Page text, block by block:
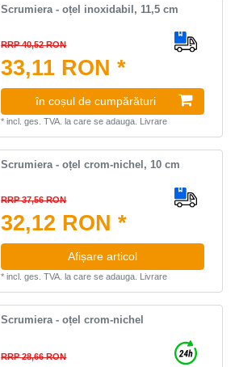
Scrumiera - oțel inoxidabil, 11,5 cm
RRP 40,52 RON
33,11 RON *
în coșul de cumpărături
*incl. ges. TVA. la care se adauga. Livrare
Scrumiera - oțel crom-nichel, 10 cm
RRP 37,56 RON
32,12 RON *
Afișare articol
*incl. ges. TVA. la care se adauga. Livrare
Scrumiera - oțel crom-nichel
RRP 28,66 RON